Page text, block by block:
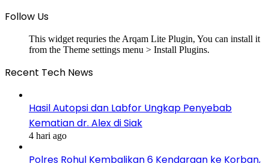
Follow Us
This widget requries the Arqam Lite Plugin, You can install it
from the Theme settings menu > Install Plugins.
Recent Tech News
Hasil Autopsi dan Labfor Ungkap Penyebab
Kematian dr. Alex di Siak
4 hari ago
Polres Rohul Kembalikan 6 Kendaraan ke Korban,